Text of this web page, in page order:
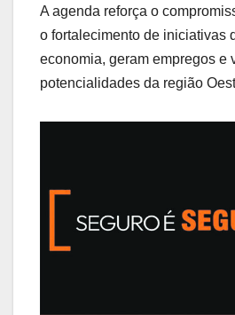
A agenda reforça o
o fortalecimento de iniciativas
economia, geram empregos e
potencialidades da região